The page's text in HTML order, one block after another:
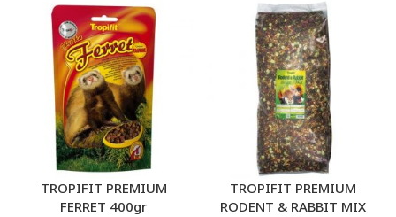
TROPIFIT PREMIUM
FERRET 400gr
TROPIFIT PREMIUM
RODENT & RABBIT MIX